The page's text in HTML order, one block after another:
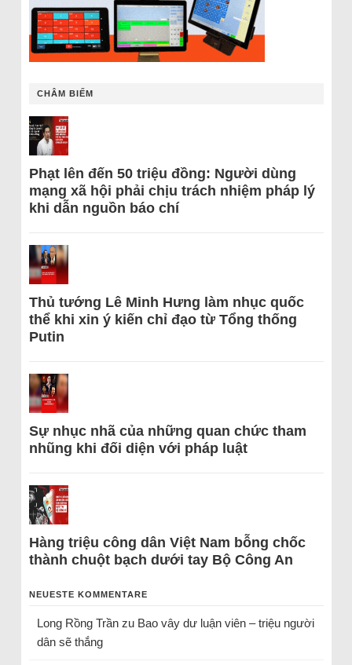
CHÂM BIẾM
Phạt lên đến 50 triệu đồng: Người dùng
mạng xã hội phải chịu trách nhiệm pháp lý
khi dẫn nguồn báo chí
Thủ tướng Lê Minh Hưng làm nhục quốc
thể khi xin ý kiến chỉ đạo từ Tổng thống
Putin
Sự nhục nhã của những quan chức tham
nhũng khi đối diện với pháp luật
Hàng triệu công dân Việt Nam bỗng chốc
thành chuột bạch dưới tay Bộ Công An
NEUESTE KOMMENTARE
Long Rồng Trầnzu Bao vây dư luận viên – triệu người
dân sẽ thắng